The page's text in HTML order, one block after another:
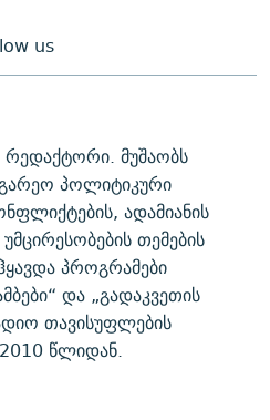
us
რედაქტორი. მუშაობს
პოლიტიკური
ადამიანის
თემების
პროგრამები
და „გადაკვეთის
თავისუფლების
წლიდან.